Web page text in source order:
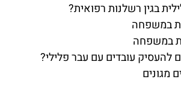
בגין רשלנות רפואית?
במשפחה
במשפחה
להעסיק עובדים עם עבר פלילי?
מגונים